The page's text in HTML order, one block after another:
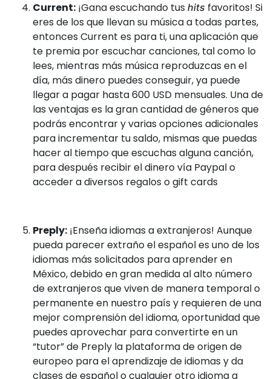
Current: ¡Gana escuchando tus hits favoritos! Si
eres de los que llevan su música a todas partes,
entonces Current es para ti, una aplicación que
te premia por escuchar canciones, tal como lo
lees, mientras más música reproduzcas en el
día, más dinero puedes conseguir, ya puede
llegar a pagar hasta 600 USD mensuales. Una de
las ventajas es la gran cantidad de géneros que
podrás encontrar y varias opciones adicionales
para incrementar tu saldo, mismas que puedas
hacer al tiempo que escuchas alguna canción,
para después recibir el dinero vía Paypal o
acceder a diversos regalos o gift cards
Preply: ¡Enseña idiomas a extranjeros! Aunque
pueda parecer extraño el español es uno de los
idiomas más solicitados para aprender en
México, debido en gran medida al alto número
de extranjeros que viven de manera temporal o
permanente en nuestro país y requieren de una
mejor comprensión del idioma, oportunidad que
puedes aprovechar para convertirte en un
“tutor” de Preply la plataforma de origen de
europeo para el aprendizaje de idiomas y da
clases de español o cualquier otro idioma a